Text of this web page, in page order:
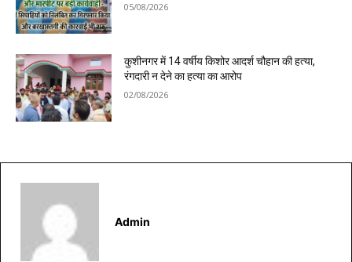
05/08/2026
कुशीनगर में 14 वर्षीय किशोर आदर्श चौहान की हत्या,
रंगदारी न देने का हत्या का आरोप
02/08/2026
Admin